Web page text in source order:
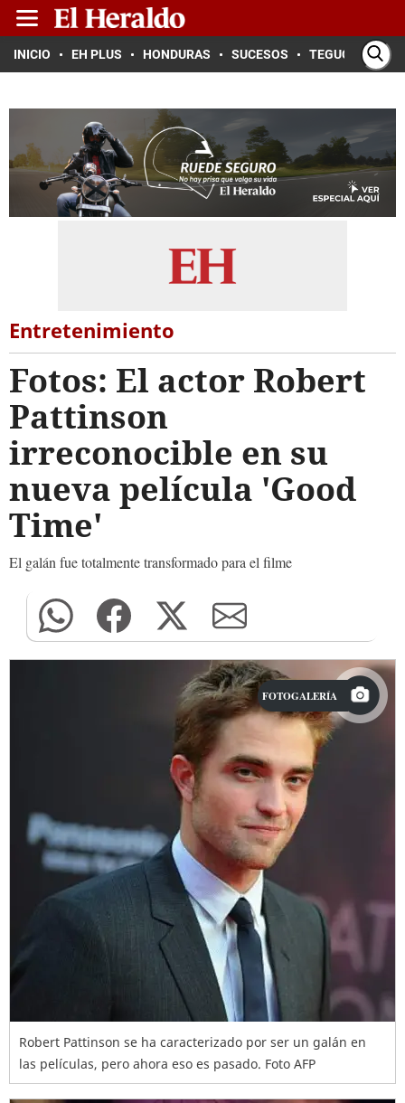
INICIO EH PLUS HONDURAS SUCESOS TEGUCIGALPA
Entretenimiento
Fotos: El actor Robert
Pattinson
irreconocible en su
nueva película 'Good
Time'
El galán fue totalmente transformado para el filme
FOTOGALERÍA
Robert Pattinson se ha caracterizado por ser un galán en
las películas, pero ahora eso es pasado. Foto AFP